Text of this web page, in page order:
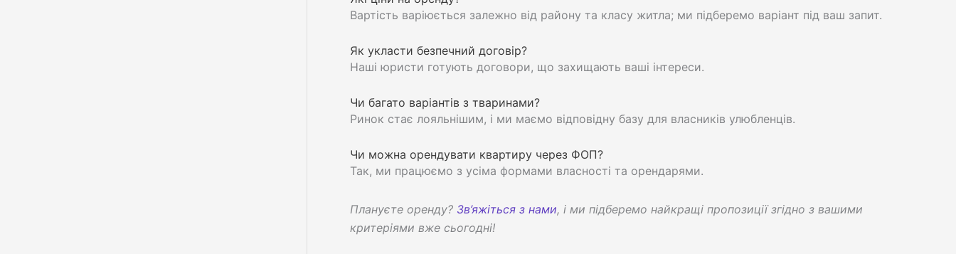
Вартість варіюється залежно від району та класу житла; ми підберемо варіант під ваш запит.
Як укласти безпечний договір?
Наші юристи готують договори, що захищають ваші інтереси.
Чи багато варіантів з тваринами?
Ринок стає лояльнішим, і ми маємо відповідну базу для власників улюбленців.
Чи можна орендувати квартиру через ФОП?
Так, ми працюємо з усіма формами власності та орендарями.
Плануєте оренду? Зв’яжіться з нами, і ми підберемо найкращі пропозиції згідно з вашими
критеріями вже сьогодні!